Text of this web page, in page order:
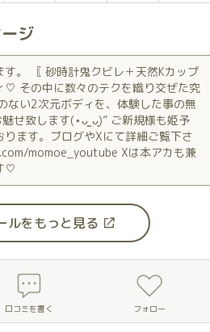
ジ
。 〖 砂時計鬼クビレ＋天然Kカップ
♡ その中に数々のテクを織り交ぜた究
い2次元ボディを、体験した事の無
せ致します(⋆ᴗ͈ˬᴗ͈)” ご新規様も姫予
ます。ブログやXにて詳細ご覧下さ
momoe_youtube Xは本アカも兼
♡
ルをもっと見る
口コミを書く フォロー